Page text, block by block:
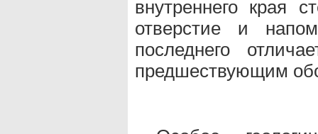
внутреннего края
отверстие и
последнего
предшествующим